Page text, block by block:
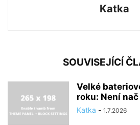
Katka
SOUVISEJÍCÍ
Velké
roku: Není
Katka - 1.7.2026